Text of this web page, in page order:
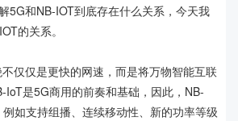
5G和NB-IOT到底存在什么关系，今天我
的关系。
仅是更快的网速，而是将万物智能互联
IoT是5G商用的前奏和基础，因此，NB-
如支持组播、连续移动性、新的功率等级